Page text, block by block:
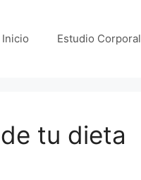
Inicio Estudio Corporal
tu dieta